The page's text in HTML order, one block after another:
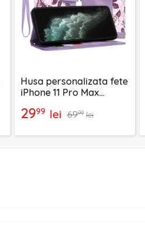
Husa personalizata fete
iPhone 11 Pro Max
2999 lei 6999 lei